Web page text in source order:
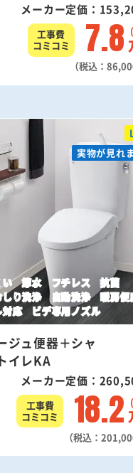
メーカー定価：
工事費
コミコミ
7.8
（税込：
実物が見れ
実物が見れ
い 節水 フチレス 抗菌
り洗浄 自動洗浄 暖房便
対応 ビデ専用ノズル
ジュ便器＋シャ
イレKA
メーカー定価：
工事費
コミコミ
18.2
（税込：